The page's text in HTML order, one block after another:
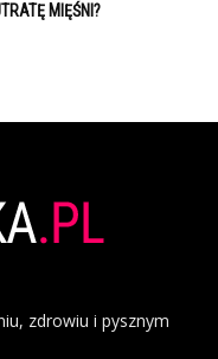
MIĘŚNI?
zdrowiu i pysznym